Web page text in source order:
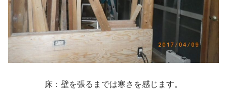
床：壁を張るまでは寒さを感じます。